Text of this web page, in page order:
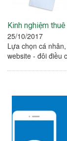
Kinh nghiệm
25/10/2017
Lựa chọn cá
website - đôi điều